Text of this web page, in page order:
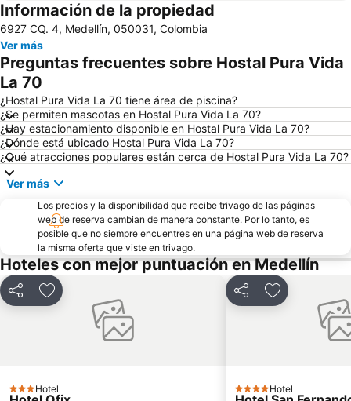
Parque Comercial El Tesoro
Centro Comercial Oviedo
Parque Lleras
Comfama Rionegro - Pueblo Tutucán
Feria de las Flores
Parque Explora
Jardín Botánico Joaquín Antonio Uribe
Parque de los Pies Descalzos
Parque de los Deseos
El Prado
Valle de Llanogrande
La Avanzada
Parque San Antonio
Parque el Berrío
Cerro Nutibara
Popular
Parque Zoológico Santa Fe
Edificio Coltejer
Parque Arvi
Medellin Christmas Lighting
La Torre
Plaza de Cisneros
Calle Carabobo
Planetario de Medellín
Granizal
Villa Guadalupe
Información de la propiedad
6927 CQ. 4, Medellín, 050031, Colombia
Ver más
Preguntas frecuentes sobre Hostal Pura Vida
La 70
¿Hostal Pura Vida La 70 tiene área de piscina?
¿Se permiten mascotas en Hostal Pura Vida La 70?
¿Hay estacionamiento disponible en Hostal Pura Vida La 70?
¿Dónde está ubicado Hostal Pura Vida La 70?
¿Qué atracciones populares están cerca de Hostal Pura Vida La 70?
Ver más
Los precios y la disponibilidad que recibe trivago de las páginas
web de reserva cambian de manera constante. Por lo tanto, es
posible que no siempre encuentres en una página web de reserva
la misma oferta que viste en trivago.
Hoteles con mejor puntuación en Medellín
CompartirAgregar a favoritos
3 Estrellas
Hotel
CompartirAgregar a
4 Estrellas
Hotel